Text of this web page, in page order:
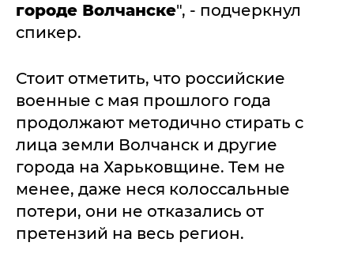
городе Волчанске", - подчеркнул
спикер.
Стоит отметить, что российские
военные с мая прошлого года
продолжают методично стирать с
лица земли Волчанск и другие
города на Харьковщине. Тем не
менее, даже неся колоссальные
потери, они не отказались от
претензий на весь регион.